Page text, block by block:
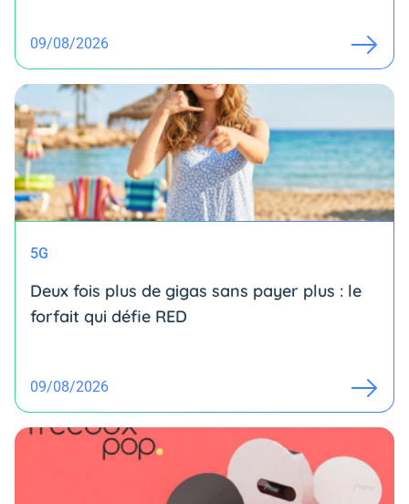
09/08/2026
5G
Deux fois plus de gigas sans payer plus : le
forfait qui défie RED
09/08/2026